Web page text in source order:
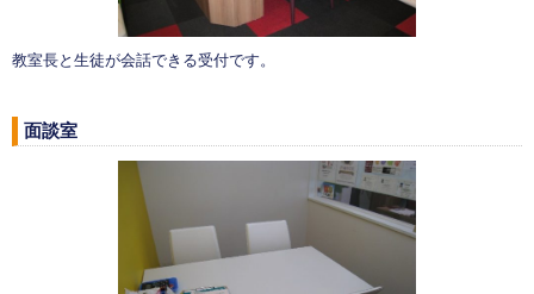
教室長と生徒が会話できる受付です。
面談室